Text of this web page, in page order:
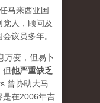
马来西亚国
人，顾问及
议员多年。
万变，但易卜
但他严重缺乏
曾协助大马
是在2006年吉